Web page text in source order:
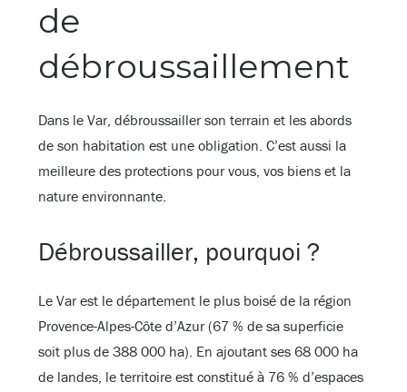
de
débroussaillement
Dans le Var, débroussailler son terrain et les abords
de son habitation est une obligation. C’est aussi la
meilleure des protections pour vous, vos biens et la
nature environnante.
Débroussailler, pourquoi ?
Le Var est le département le plus boisé de la région
Provence-Alpes-Côte d’Azur (67 % de sa superficie
soit plus de 388 000 ha). En ajoutant ses 68 000 ha
de landes, le territoire est constitué à 76 % d’espaces